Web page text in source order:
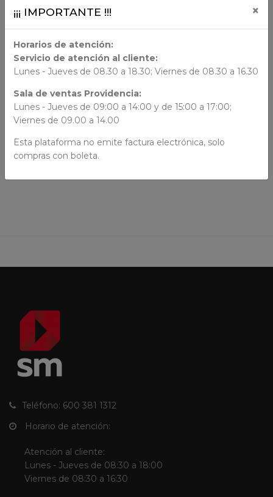
AUTORES
Teléfono: 600 381 1312
Horario de atención:
Atención al cliente:
Lunes - Jueves de 08:30 a 18:00
Viernes de 08:30 a 16:30
¡¡¡ IMPORTANTE !!! ×
Horarios de atención:
Servicio de atención al cliente:
Lunes - Jueves de 08.30 a 18.30; Viernes de 08.30 a 16.30
Sala de ventas Providencia:
Lunes - Jueves de 09:00 a 14:00 y de 15:00 a 17:00;
Viernes de 09.00 a 14.00
Esta plataforma no emite factura electrónica, solo
compras con boleta.